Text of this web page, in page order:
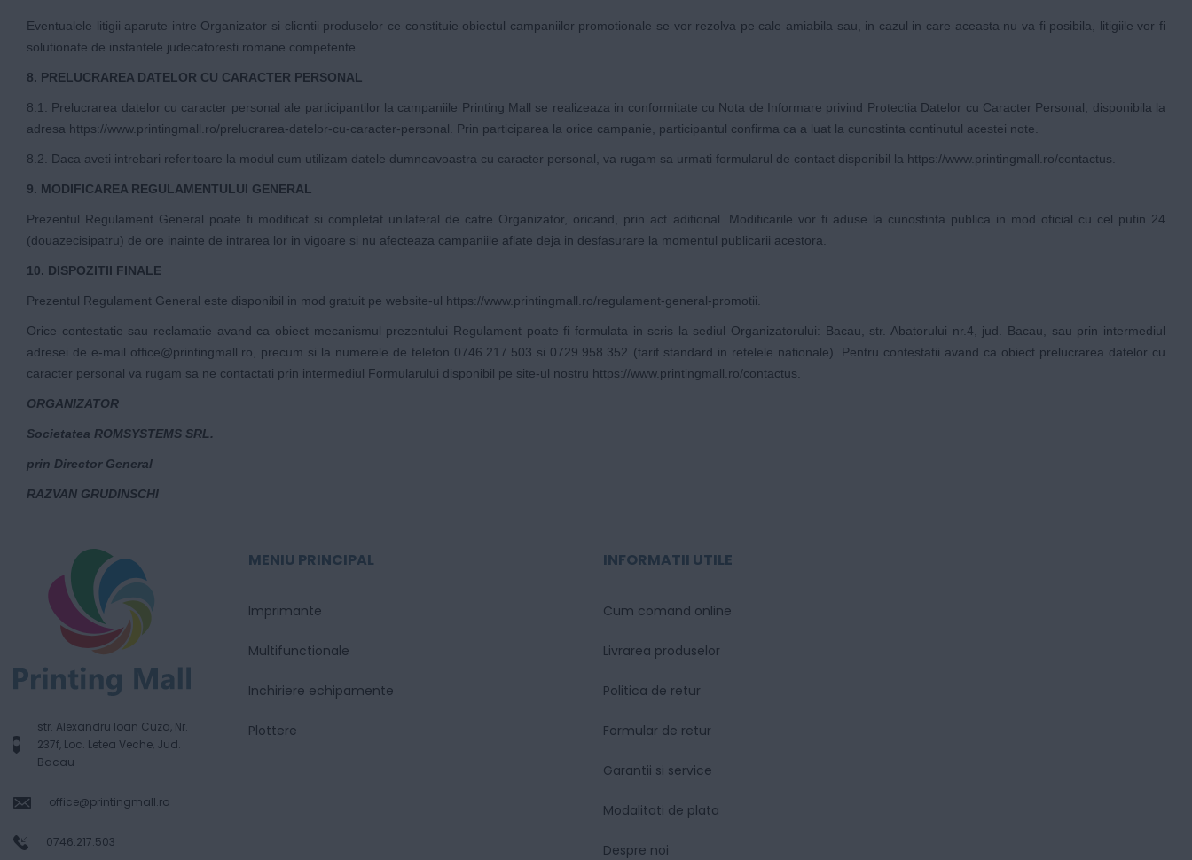
Eventualele litigii aparute intre Organizator si clientii produselor ce constituie obiectul campaniilor promotionale se vor rezolva pe cale amiabila sau, in cazul in care aceasta nu va fi posibila, litigiile vor fi
solutionate de instantele judecatoresti romane competente.
8. PRELUCRAREA DATELOR CU CARACTER PERSONAL
8.1. Prelucrarea datelor cu caracter personal ale participantilor la campaniile Printing Mall se realizeaza in conformitate cu Nota de Informare privind Protectia Datelor cu Caracter Personal, disponibila la
adresa https://www.printingmall.ro/prelucrarea-datelor-cu-caracter-personal . Prin participarea la orice campanie, participantul confirma ca a luat la cunostinta continutul acestei note.
8.2. Daca aveti intrebari referitoare la modul cum utilizam datele dumneavoastra cu caracter personal, va rugam sa urmati formularul de contact disponibil la https://www.printingmall.ro/contactus
9. MODIFICAREA REGULAMENTULUI GENERAL
Prezentul Regulament General poate fi modificat si completat unilateral de catre Organizator, oricand, prin act aditional. Modificarile vor fi aduse la cunostinta publica in mod oficial cu cel putin 24
(douazecisipatru) de ore inainte de intrarea lor in vigoare si nu afecteaza campaniile aflate deja in desfasurare la momentul publicarii acestora.
10. DISPOZITII FINALE
Prezentul Regulament General este disponibil in mod gratuit pe website-ul https://www.printingmall.ro/regulament-general-promotii
Orice contestatie sau reclamatie avand ca obiect mecanismul prezentului Regulament poate fi formulata in scris la sediul Organizatorului: Bacau, str. Abatorului nr.4, jud. Bacau, sau prin intermediul
adresei de e-mail office@printingmall.ro , precum si la numerele de telefon 0746.217.503 si 0729.958.352 (tarif standard in retelele nationale). Pentru contestatii avand ca obiect prelucrarea datelor cu
caracter personal va rugam sa ne contactati prin intermediul Formularului disponibil pe site-ul nostru https://www.printingmall.ro/contactus
ORGANIZATOR
Societatea ROMSYSTEMS SRL.
prin Director General
RAZVAN GRUDINSCHI
str. Alexandru Ioan Cuza, Nr.
237f, Loc. Letea Veche, Jud.
Bacau
office@printingmall.ro
0746.217.503
MENIU PRINCIPAL
Imprimante
Multifunctionale
Inchiriere echipamente
Plottere
INFORMATII UTILE
Cum comand online
Livrarea produselor
Politica de retur
Formular de retur
Garantii si service
Modalitati de plata
Despre noi